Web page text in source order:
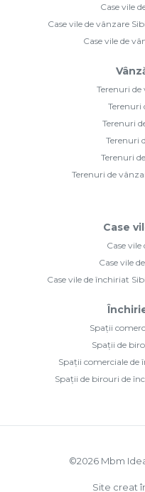
Case vile
Case vile de vânzare
Case vile de
Terenuri
Terenuri
Terenuri
Terenuri
Terenuri
Terenuri de
Case
Case
Case vile
Case vile de închiriat
Spații
Spații de
Spații comerciale de
Spații de birouri de
©2026 Mbm
Site creat